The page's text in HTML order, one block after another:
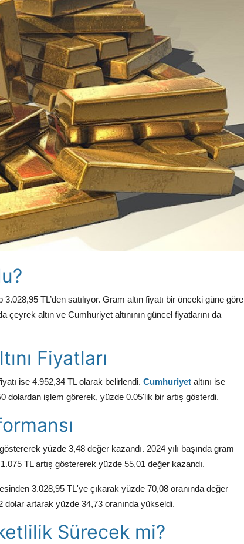
TL’den satılıyor. Gram altın fiyatı bir önceki güne göre
çeyrek altın ve Cumhuriyet altınının güncel fiyatlarını da
Fiyatları
ise 4.952,34 TL olarak belirlendi. Cumhuriyet altını ise
dolardan işlem görerek, yüzde 0.05'lik bir artış gösterdi.
yüzde 3,48 değer kazandı. 2024 yılı başında gram
TL artış göstererek yüzde 55,01 değer kazandı.
3.028,95 TL'ye çıkarak yüzde 70,08 oranında değer
dolar artarak yüzde 34,73 oranında yükseldi.
Sürecek mi?